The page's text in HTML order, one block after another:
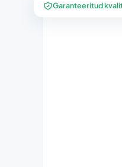
Garanteeritud